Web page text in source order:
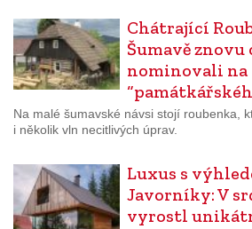
Chátrající
Šumavě
nominovali na
Na malé šumavské návsi stojí roubenka,
i několik vln necitlivých úprav.
Luxus s
Javorníky: V
vyrostl